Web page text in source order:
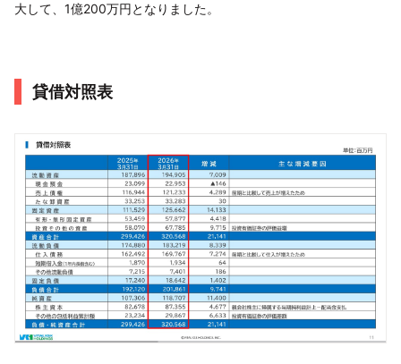
大して、1億200万円となりました。
貸借対照表